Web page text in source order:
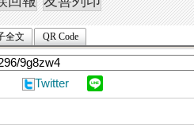
全文 QR Code
Twitter